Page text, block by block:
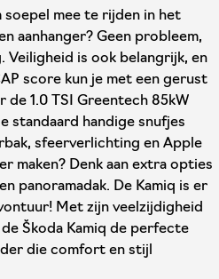
soepel mee te rijden in het
aanhanger? Geen probleem,
Veiligheid is ook belangrijk, en
score kun je met een gerust
de 1.0 TSI Greentech 85kW
standaard handige snufjes
sfeerverlichting en Apple
maken? Denk aan extra opties
panoramadak. De Kamiq is er
Met zijn veelzijdigheid
Škoda Kamiq de perfecte
die comfort en stijl